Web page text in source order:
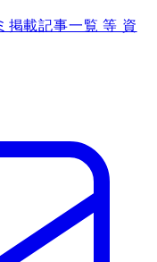
掲載記事一覧 等 資